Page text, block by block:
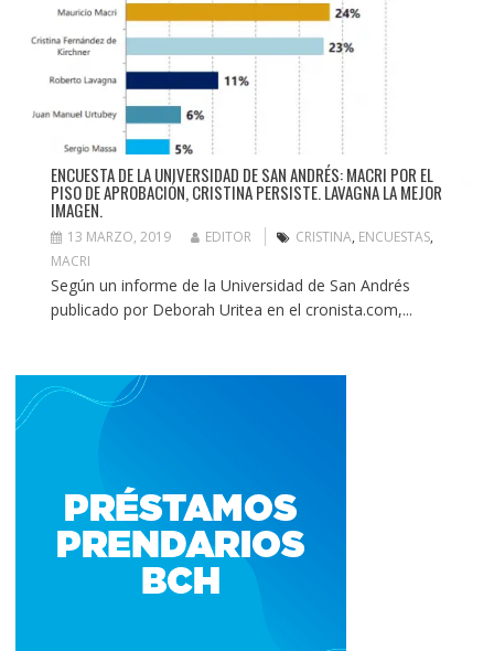
ENCUESTA DE LA UNIVERSIDAD DE SAN ANDRÉS: MACRI POR EL
PISO DE APROBACIÓN, CRISTINA PERSISTE. LAVAGNA LA MEJOR
IMAGEN.
13 MARZO, 2019 EDITOR CRISTINA, ENCUESTAS,
MACRI
Según un informe de la Universidad de San Andrés
publicado por Deborah Uritea en el cronista.com,...